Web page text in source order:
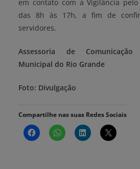
em contato com a Vigilância pelo
das 8h às 17h, a fim de
servidores.
Assessoria de
Municipal do Rio Grande
Foto: Divulgação
Compartilhe nas suas Redes Sociais